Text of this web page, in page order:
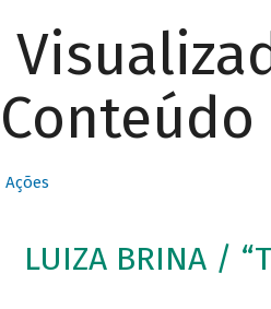
Conteúdo
Ações
LUIZA BRINA /